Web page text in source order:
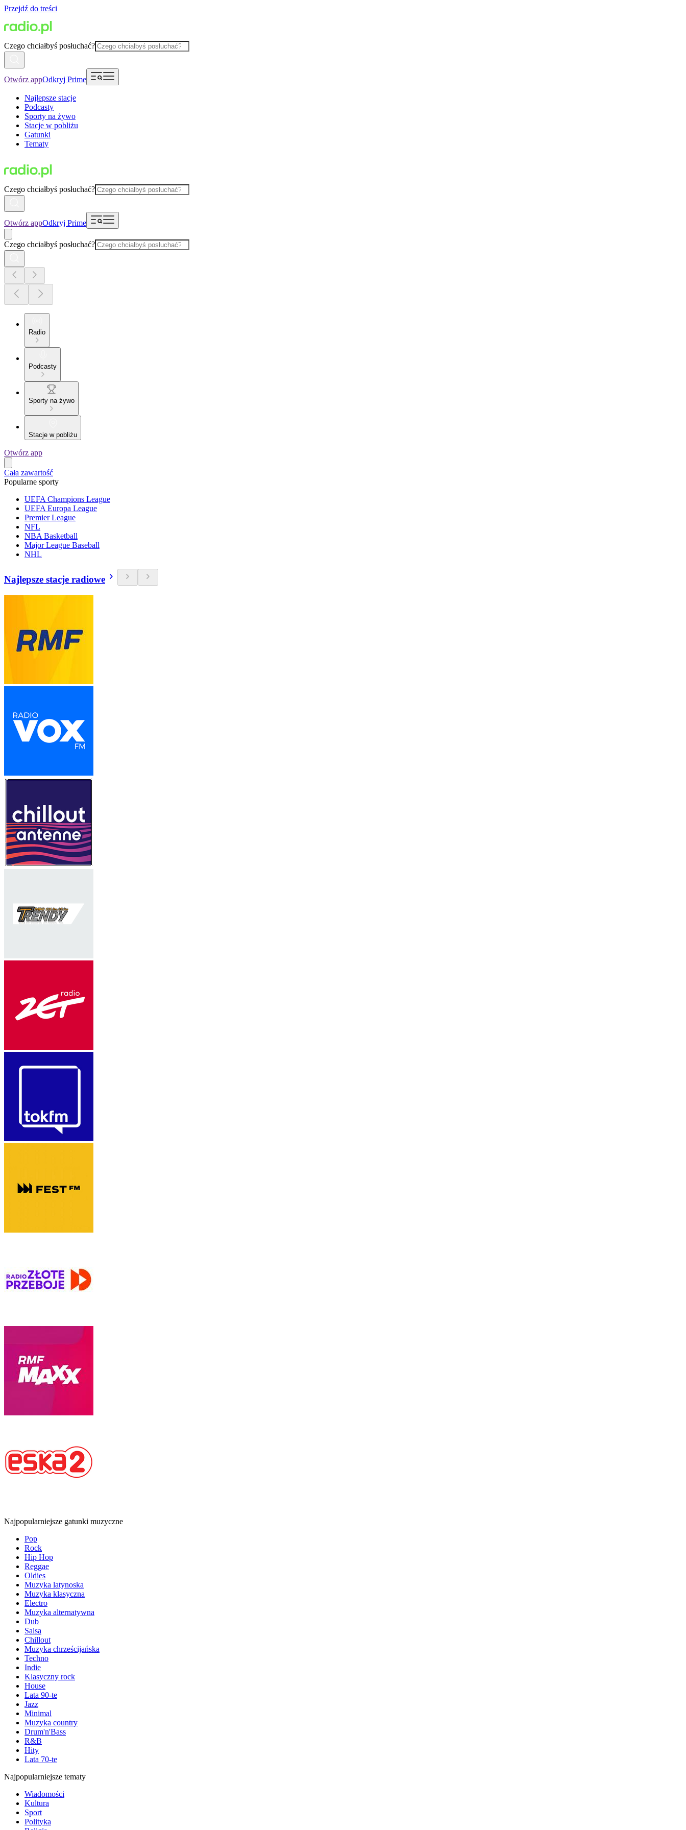
Przejdź do treści
Czego chciałbyś posłuchać?
Otwórz appOdkryj Prime
Najlepsze stacje
Podcasty
Sporty na żywo
Stacje w pobliżu
Gatunki
Tematy
Czego chciałbyś posłuchać?
Otwórz appOdkryj Prime
Czego chciałbyś posłuchać?
Radio
Podcasty
Sporty na żywo
Stacje w pobliżu
Otwórz app
Cała zawartość
Popularne sporty
UEFA Champions League
UEFA Europa League
Premier League
NFL
NBA Basketball
Major League Baseball
NHL
Najlepsze stacje radiowe
Najpopularniejsze gatunki muzyczne
Pop
Rock
Hip Hop
Reggae
Oldies
Muzyka latynoska
Muzyka klasyczna
Electro
Muzyka alternatywna
Dub
Salsa
Chillout
Muzyka chrześcijańska
Techno
Indie
Klasyczny rock
House
Lata 90-te
Jazz
Minimal
Muzyka country
Drum'n'Bass
R&B
Hity
Lata 70-te
Najpopularniejsze tematy
Wiadomości
Kultura
Sport
Polityka